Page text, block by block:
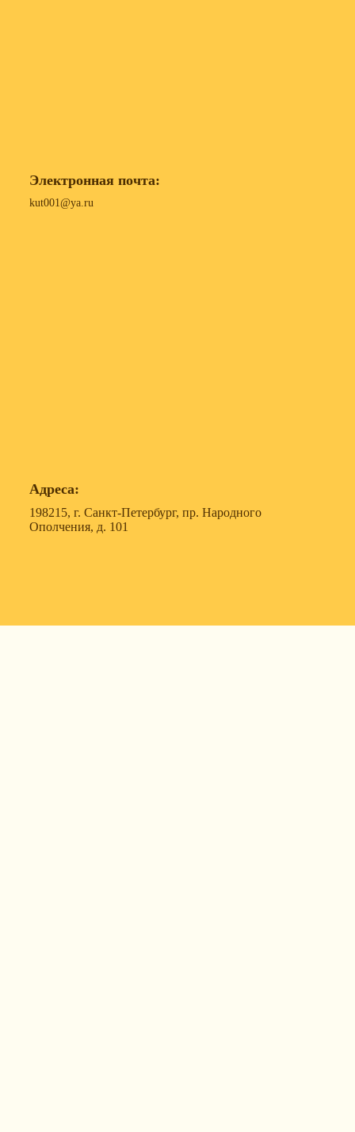
Электронная почта:
kut001@ya.ru
Адреса:
198215, г. Санкт-Петербург, пр. Народного
Ополчения, д. 101